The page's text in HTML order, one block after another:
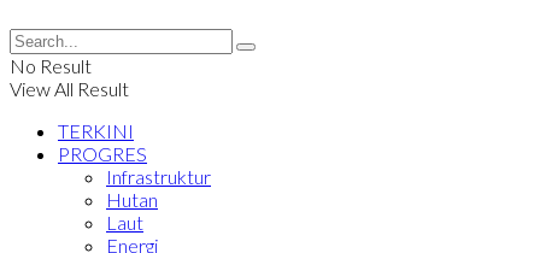
No Result
View All Result
TERKINI
PROGRES
Infrastruktur
Hutan
Laut
Energi